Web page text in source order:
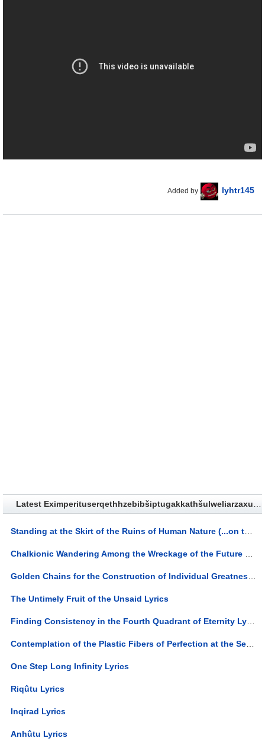
Added by lyhtr145
Latest Eximperituserqethhzebibšiptugakkathšulweliarzaxułum Lyrics
Standing at the Skirt of the Ruins of Human Nature (...on the Other Side of Man and Time) Lyrics
Chalkionic Wandering Among the Wreckage of the Future Lyrics
Golden Chains for the Construction of Individual Greatness Lyrics
The Untimely Fruit of the Unsaid Lyrics
Finding Consistency in the Fourth Quadrant of Eternity Lyrics
Contemplation of the Plastic Fibers of Perfection at the Second Level of Reality Lyrics
One Step Long Infinity Lyrics
Riqûtu Lyrics
Inqirad Lyrics
Anhûtu Lyrics